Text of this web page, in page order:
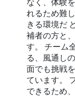
れるため難
きる環境だ
補者の方と
す。 チーム
る、風通し
面でも挑戦
ています。
できるため